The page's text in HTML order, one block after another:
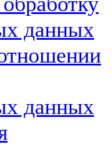
данных
данных